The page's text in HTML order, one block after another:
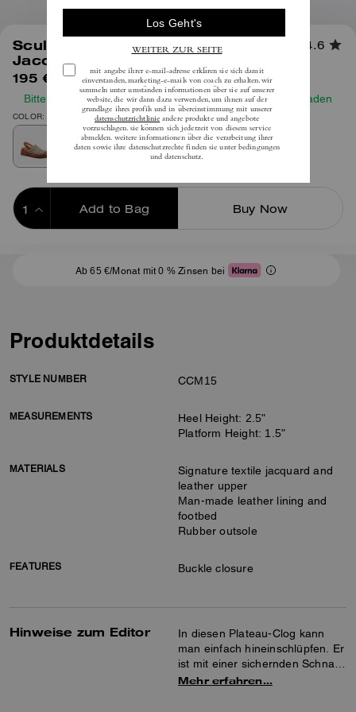
Sculpted C Clog Aus Signature-
Jacquardstoff Mit Plateausohle
4.6
195 € inkl. MwSt.
Bitte prüfen Sie vor Ihrer Bestellung unseren Größenleitfaden
COLOR: Kakao/Polierter Bernstein
Add to Bag Buy Now
Ab 65 €/Monat mit 0 % Zinsen bei
Produktdetails
STYLE NUMBER CCM15
MEASUREMENTS
Heel Height: 2.5"
Platform Height: 1.5"
MATERIALS
Signature textile jacquard and
leather upper
Man-made leather lining and
footbed
Rubber outsole
FEATURES Buckle closure
Hinweise zum Editor
In diesen Plateau-Clog kann
man einfach hineinschlüpfen. Er
ist mit einer sichernden Schnalle
am Fersenriemen versehen und
Mehr erfahren…